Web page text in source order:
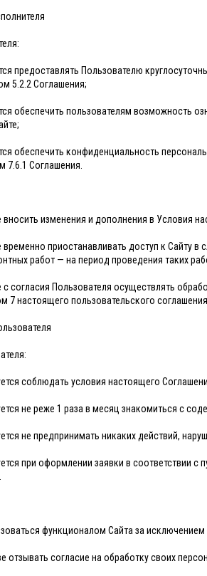
предоставлять Пользователю
5.2.2 Соглашения;
обеспечить пользователям возможность
обеспечить конфиденциальность
7.6.1 Соглашения.
вносить изменения и дополнения в Условия
временно приостанавливать доступ к Сайту
работ — на период проведения таких
с согласия Пользователя осуществлять
7 настоящего пользовательского соглашения.
соблюдать условия настоящего
не реже 1 раза в месяц знакомиться с
не предпринимать никаких действий,
при оформлении заявки в соответствии
функционалом Сайта за
отзывать согласие на обработку своих